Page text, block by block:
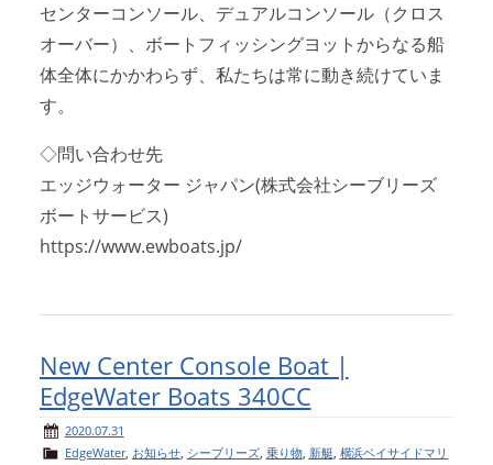
センターコンソール、デュアルコンソール（クロス
オーバー）、ボートフィッシングヨットからなる船
体全体にかかわらず、私たちは常に動き続けていま
す。
◇問い合わせ先
エッジウォーター ジャパン(株式会社シーブリーズ
ボートサービス)
https://www.ewboats.jp/
New Center Console Boat |
EdgeWater Boats 340CC
2020.07.31
EdgeWater, お知らせ, シーブリーズ, 乗り物, 新艇, 横浜ベイサイドマリ